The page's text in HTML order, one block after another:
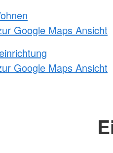
Google Maps Ansicht
Google Maps Ansicht